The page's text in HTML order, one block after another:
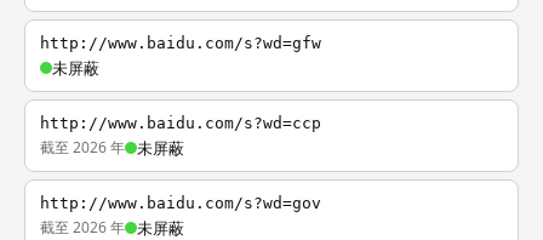
http://www.baidu.com/s?wd=gfw
未屏蔽
http://www.baidu.com/s?wd=ccp
截至 2026 年 未屏蔽
http://www.baidu.com/s?wd=gov
截至 2026 年 未屏蔽